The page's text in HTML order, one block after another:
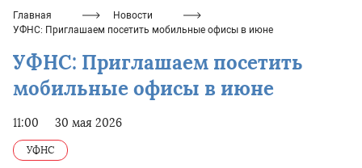
Главная
Новости
УФНС: Приглашаем посетить мобильные офисы в июне
УФНС: Приглашаем посетить
мобильные офисы в июне
11:00 30 мая 2026
УФНС